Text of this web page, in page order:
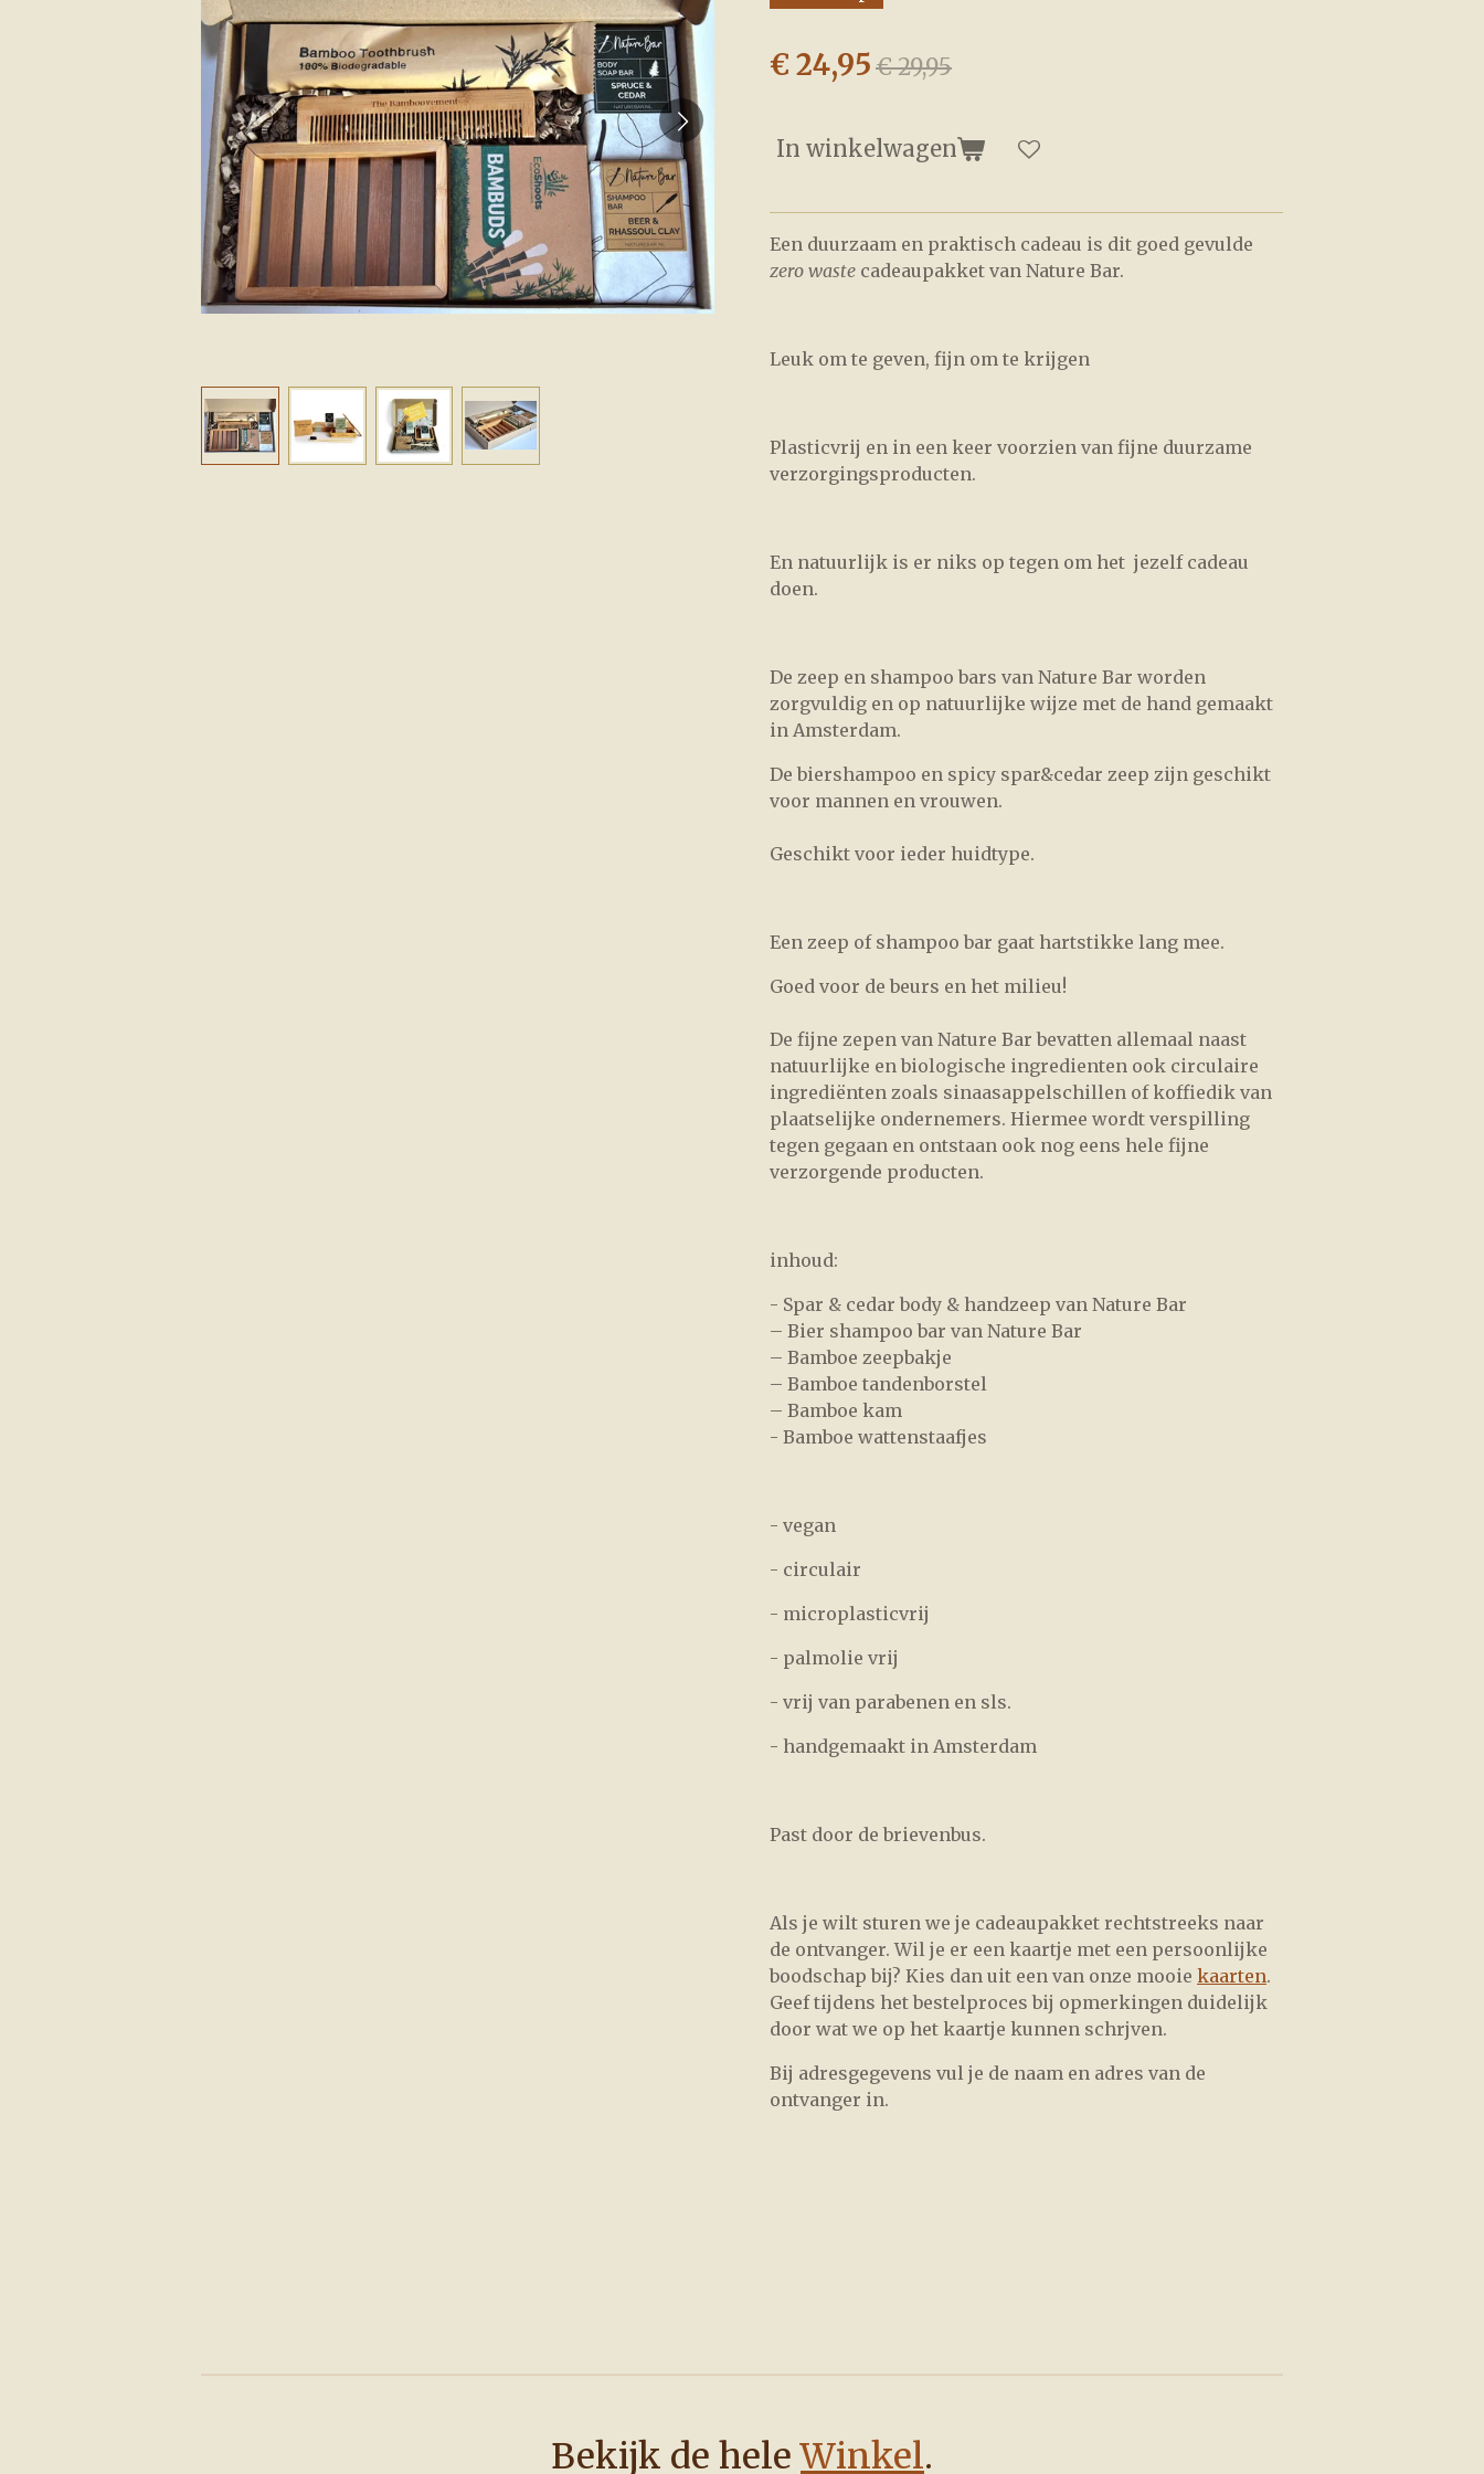
€ 24,95€ 29,95
In winkelwagen
Een duurzaam en praktisch cadeau is dit goed gevulde
zero waste cadeaupakket van Nature Bar.
Leuk om te geven, fijn om te krijgen
Plasticvrij en in een keer voorzien van fijne duurzame
verzorgingsproducten.
En natuurlijk is er niks op tegen om het jezelf cadeau
doen.
De zeep en shampoo bars van Nature Bar worden
zorgvuldig en op natuurlijke wijze met de hand gemaakt
in Amsterdam.
De biershampoo en spicy spar&cedar zeep zijn geschikt
voor mannen en vrouwen.
Geschikt voor ieder huidtype.
Een zeep of shampoo bar gaat hartstikke lang mee.
Goed voor de beurs en het milieu!
De fijne zepen van Nature Bar bevatten allemaal naast
natuurlijke en biologische ingredienten ook circulaire
ingrediënten zoals sinaasappelschillen of koffiedik van
plaatselijke ondernemers. Hiermee wordt verspilling
tegen gegaan en ontstaan ook nog eens hele fijne
verzorgende producten.
inhoud:
- Spar & cedar body & handzeep van Nature Bar
– Bier shampoo bar van Nature Bar
– Bamboe zeepbakje
– Bamboe tandenborstel
– Bamboe kam
- Bamboe wattenstaafjes
- vegan
- circulair
- microplasticvrij
- palmolie vrij
- vrij van parabenen en sls.
- handgemaakt in Amsterdam
Past door de brievenbus.
Als je wilt sturen we je cadeaupakket rechtstreeks naar
de ontvanger. Wil je er een kaartje met een persoonlijke
boodschap bij? Kies dan uit een van onze mooie kaarten.
Geef tijdens het bestelproces bij opmerkingen duidelijk
door wat we op het kaartje kunnen schrjven.
Bij adresgegevens vul je de naam en adres van de
ontvanger in.
Bekijk de heleWinkel.